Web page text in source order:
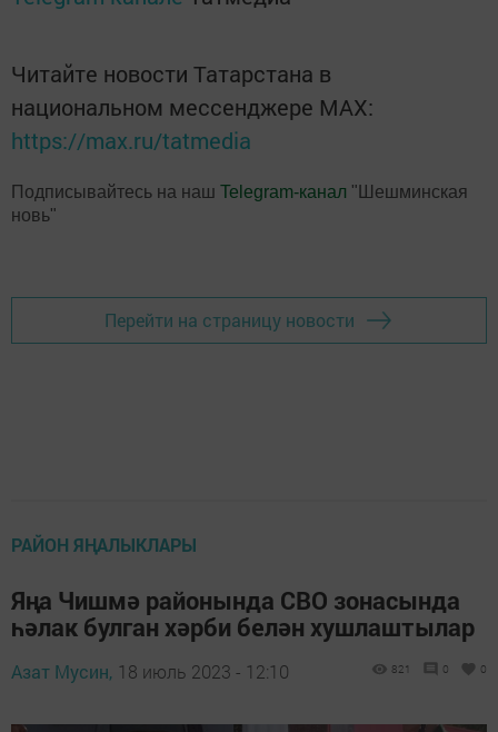
Читайте новости Татарстана в
национальном мессенджере MАХ:
https://max.ru/tatmedia
Подписывайтесь на наш Telegram-канал "Шешминская
новь"
Перейти на страницу новости
РАЙОН ЯҢАЛЫКЛАРЫ
Яңа Чишмә районында СВО зонасында
һәлак булган хәрби белән хушлаштылар
Азат Мусин, 18 июль 2023 - 12:10 821 0 0